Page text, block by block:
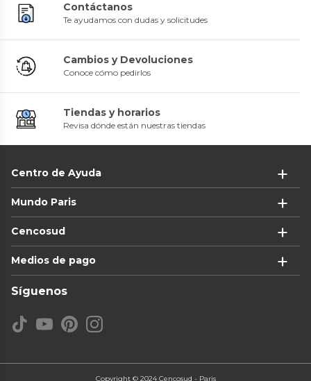
Contáctanos
Te ayudamos con dudas y solicitudes
Cambios y Devoluciones
Conoce cómo pedirlos
Tiendas y horarios
Revisa dónde están nuestras tiendas
Centro de Ayuda
Mundo Paris
Cencosud
Medios de pago
Síguenos
Copyright © 2024 Cencosud - Paris